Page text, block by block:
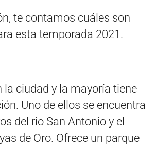
te contamos cuáles son
esta temporada 2021.
la ciudad y la mayoría tiene
Uno de ellos se encuentra
del rio San Antonio y el
de Oro. Ofrece un parque